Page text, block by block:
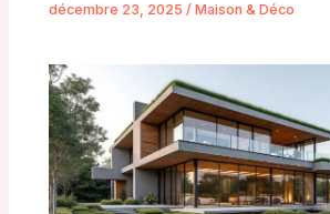
décembre 23, 2025/Maison & Déco